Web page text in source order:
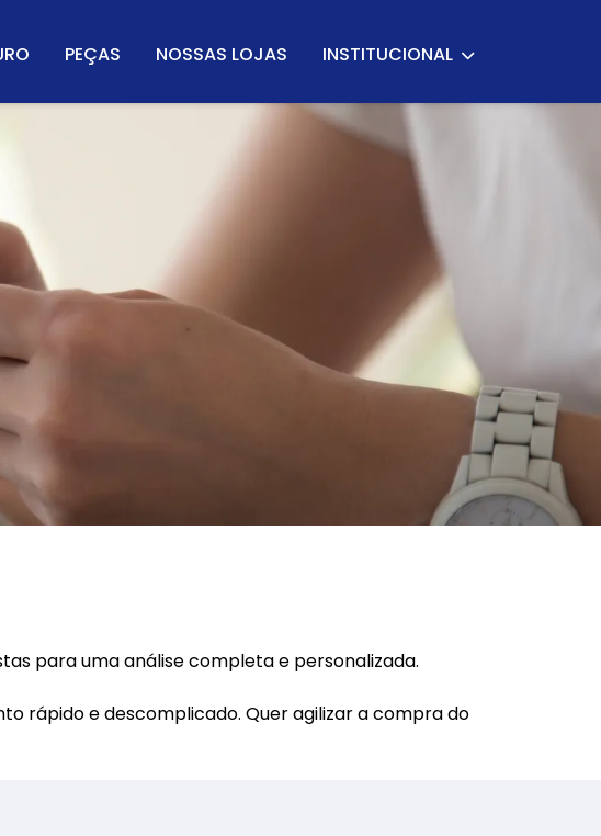
PEÇAS NOSSAS LOJAS INSTITUCIONAL
para uma análise completa e personalizada.
rápido e descomplicado. Quer agilizar a compra do